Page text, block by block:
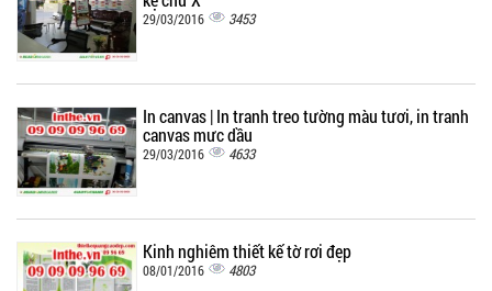
29/03/2016 3453
In canvas | In tranh treo tường màu tươi, in tranh
canvas mực dầu
29/03/2016 4633
Kinh nghiệm thiết kế tờ rơi đẹp
08/01/2016 4803